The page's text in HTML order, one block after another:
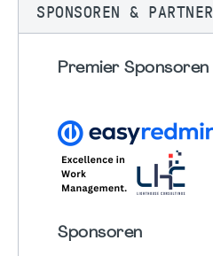
SPONSOREN & PARTNER
Premier Sponsoren
Sponsoren